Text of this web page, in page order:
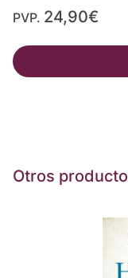
PVP. 24,90€
Otros